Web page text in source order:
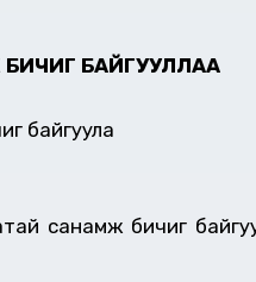
БАЙГУУЛЛАА
байгуула
санамж бичиг